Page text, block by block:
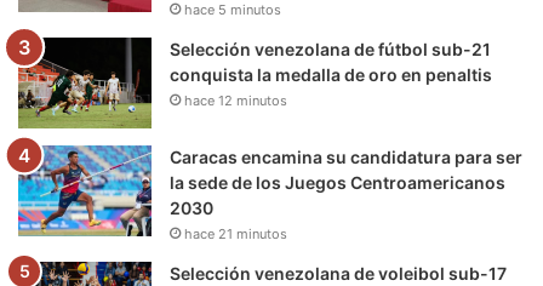
hace 5 minutos
Selección venezolana de fútbol sub-21
conquista la medalla de oro en penaltis
hace 12 minutos
Caracas encamina su candidatura para ser
la sede de los Juegos Centroamericanos
2030
hace 21 minutos
Selección venezolana de voleibol sub-17